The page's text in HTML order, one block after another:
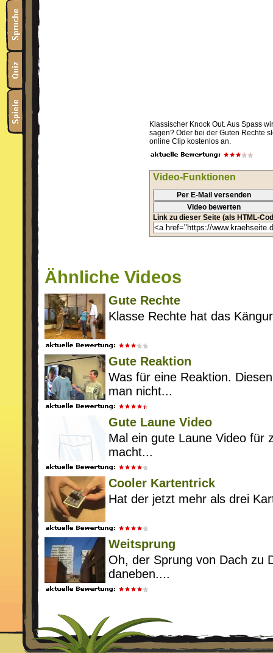
Klassischer Knock Out. Aus Spass
sagen? Oder bei der Guten Rechte
online Clip kostenlos an.
Video-Funktionen
Per E-Mail versenden
Video bewerten
Link zu dieser Seite (als HTML-
Ähnliche Videos
Gute Rechte
Klasse Rechte hat das
Gute Reaktion
Was für eine Reaktion.
man nicht...
Gute Laune Video
Mal ein gute Laune Video für
macht...
Cooler Kartentrick
Hat der jetzt mehr als drei
Weitsprung
Oh, der Sprung von Dach zu
daneben....